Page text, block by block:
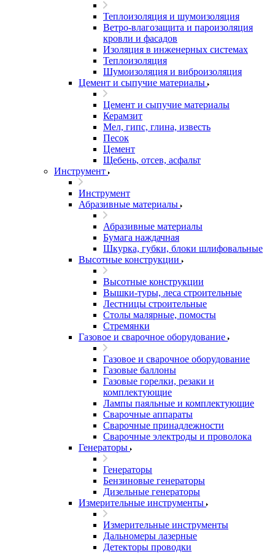
Теплоизоляция и шумоизоляция
Ветро-влагозащита и пароизоляция
кровли и фасадов
Изоляция в инженерных системах
Теплоизоляция
Шумоизоляция и виброизоляция
Цемент и сыпучие материалы
Цемент и сыпучие материалы
Керамзит
Мел, гипс, глина, известь
Песок
Цемент
Щебень, отсев, асфальт
Инструмент
Инструмент
Абразивные материалы
Абразивные материалы
Бумага наждачная
Шкурка, губки, блоки шлифовальные
Высотные конструкции
Высотные конструкции
Вышки-туры, леса строительные
Лестницы строительные
Столы малярные, помосты
Стремянки
Газовое и сварочное оборудование
Газовое и сварочное оборудование
Газовые баллоны
Газовые горелки, резаки и
комплектующие
Лампы паяльные и комплектующие
Сварочные аппараты
Сварочные принадлежности
Сварочные электроды и проволока
Генераторы
Генераторы
Бензиновые генераторы
Дизельные генераторы
Измерительные инструменты
Измерительные инструменты
Дальномеры лазерные
Детекторы проводки